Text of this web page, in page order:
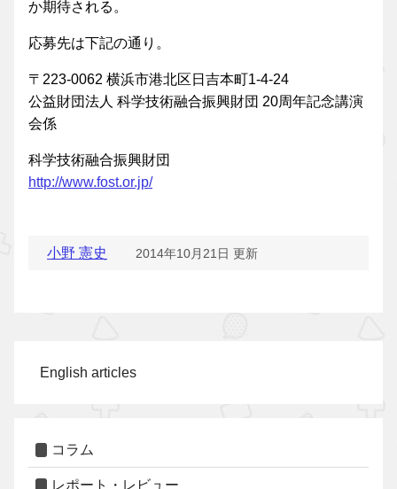
か期待される。
応募先は下記の通り。
〒223-0062 横浜市港北区日吉本町1-4-24
公益財団法人 科学技術融合振興財団 20周年記念講演
会係
科学技術融合振興財団
http://www.fost.or.jp/
小野 憲史 2014年10月21日 更新
English articles
コラム
レポート・レビュー